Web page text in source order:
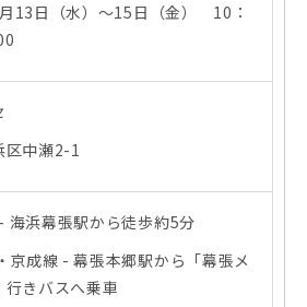
13日（水）～15日（金） 10：
区中瀬2-1
海浜幕張駅から徒歩約5分
京成線 - 幕張本郷駅から「幕張メ
行きバスへ乗車